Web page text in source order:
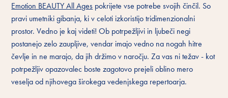
Emotion BEAUTY All Ages pokrijete vse potrebe svojih činčil. So
pravi umetniki gibanja, ki v celoti izkoristijo tridimenzionalni
prostor. Vedno je kaj videti! Ob potrpežljivi in ljubeči negi
postanejo zelo zaupljive, vendar imajo vedno na nogah hitre
čevlje in ne marajo, da jih držimo v naročju. Za vas ni težav - kot
potrpežljiv opazovalec boste zagotovo prejeli oblino mero
veselja od njihovega širokega vedenjskega repertoarja.